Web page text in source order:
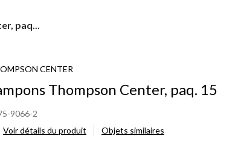
paq...
CENTER
Thompson Center, paq. 15
9066-2
Voir détails du produit
Objets similaires